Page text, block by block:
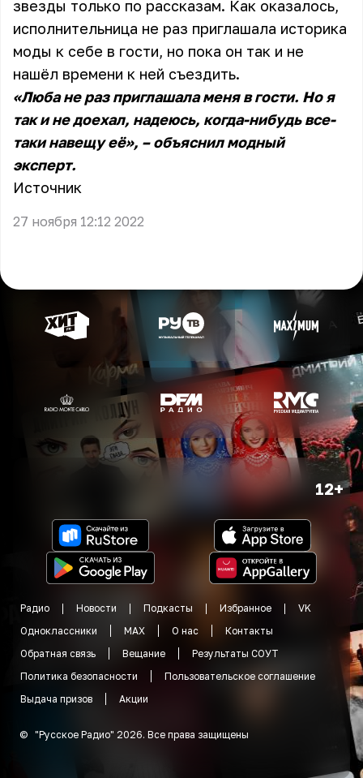
звезды только по рассказам. Как оказалось,
исполнительница не раз приглашала историка
моды к себе в гости, но пока он так и не
нашёл времени к ней съездить.
«Люба не раз приглашала меня в гости. Но я
так и не доехал, надеюсь, когда-нибудь все-
таки навещу её», – объяснил модный
эксперт.
Источник
27 ноября 12:12 2022
12+
Радио Новости Подкасты Избранное
VK
Одноклассники
MAX О нас
Контакты
Обратная связь
Вещание
Результаты СОУТ
Политика безопасности
Пользовательское соглашение
Выдача призов
Акции
© "Русское Радио" 2026. Все права защищены